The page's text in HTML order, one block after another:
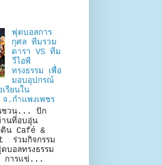
ฟุตบอลการ
กุศล ทีมรวม
ดารา VS ทีม
วีไอพี
ทรงธรรม เพื่อ
มอบอุปกรณ์
เรียนใน
.กำแพงเพชร
ชวน... ปัก
ที่อบอุ่น
ดิน Café &
ร่วมกิจกรรม
บอลทรงธรรม
การแข่...